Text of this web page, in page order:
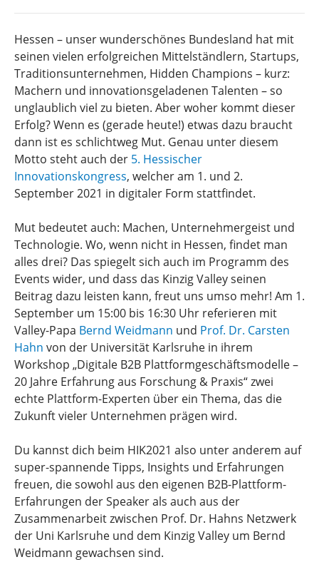
Hessen – unser wunderschönes Bundesland hat mit
seinen vielen erfolgreichen Mittelständlern, Startups,
Traditionsunternehmen, Hidden Champions – kurz:
Machern und innovationsgeladenen Talenten – so
unglaublich viel zu bieten. Aber woher kommt dieser
Erfolg? Wenn es (gerade heute!) etwas dazu braucht
dann ist es schlichtweg Mut. Genau unter diesem
Motto steht auch der 5. Hessischer
Innovationskongress, welcher am 1. und 2.
September 2021 in digitaler Form stattfindet.
Mut bedeutet auch: Machen, Unternehmergeist und
Technologie. Wo, wenn nicht in Hessen, findet man
alles drei? Das spiegelt sich auch im Programm des
Events wider, und dass das Kinzig Valley seinen
Beitrag dazu leisten kann, freut uns umso mehr! Am 1.
September um 15:00 bis 16:30 Uhr referieren mit
Valley-Papa Bernd Weidmann und Prof. Dr. Carsten
Hahn von der Universität Karlsruhe in ihrem
Workshop „Digitale B2B Plattformgeschäftsmodelle –
20 Jahre Erfahrung aus Forschung & Praxis“ zwei
echte Plattform-Experten über ein Thema, das die
Zukunft vieler Unternehmen prägen wird.
Du kannst dich beim HIK2021 also unter anderem auf
super-spannende Tipps, Insights und Erfahrungen
freuen, die sowohl aus den eigenen B2B-Plattform-
Erfahrungen der Speaker als auch aus der
Zusammenarbeit zwischen Prof. Dr. Hahns Netzwerk
der Uni Karlsruhe und dem Kinzig Valley um Bernd
Weidmann gewachsen sind.